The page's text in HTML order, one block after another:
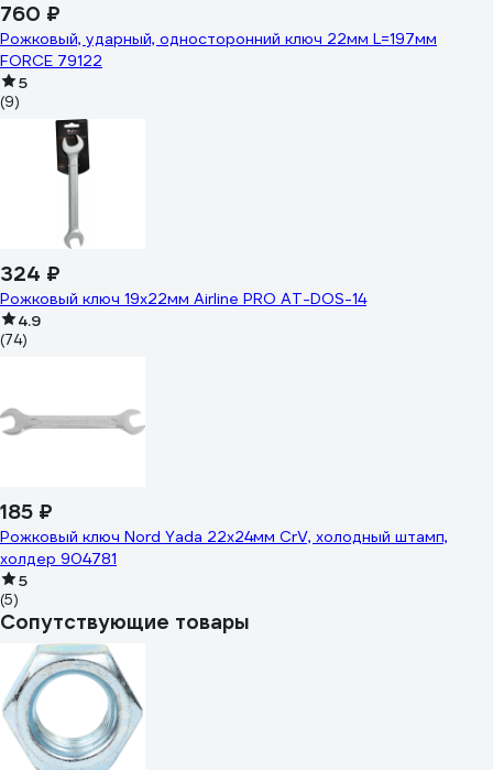
760 ₽
Рожковый, ударный, односторонний ключ 22мм L=197мм
FORCE 79122
5
(9)
324 ₽
Рожковый ключ 19х22мм Airline PRO AT-DOS-14
4.9
(74)
185 ₽
Рожковый ключ Nord Yada 22x24мм CrV, холодный штамп,
холдер 904781
5
(5)
Сопутствующие товары